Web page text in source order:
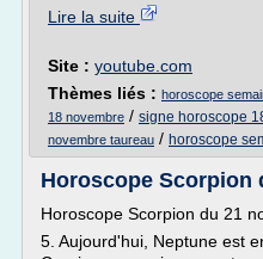
Lire la suite
Site : youtube.com
Thèmes liés : horoscope
18 novembre / signe horoscope
novembre taureau / horoscope
Horoscope Scorpion
Horoscope Scorpion du 21
5. Aujourd'hui, Neptune est